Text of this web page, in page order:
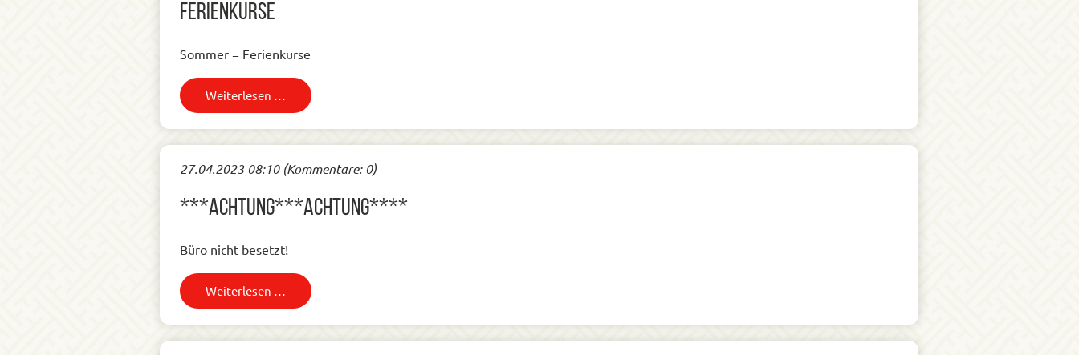
Ferienkurse
Sommer = Ferienkurse
Weiterlesen …
27.04.2023 08:10(Kommentare: 0)
***ACHTUNG***ACHTUNG****
Büro nicht besetzt!
Weiterlesen …